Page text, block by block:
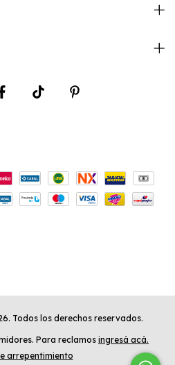
Todos los derechos reservados.
Para reclamos ingresá acá.
arrepentimiento